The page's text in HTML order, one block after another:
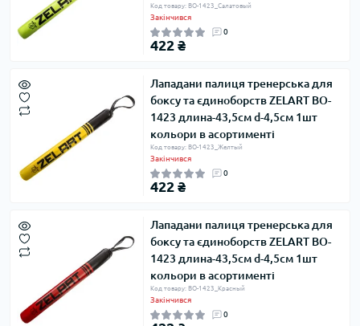
Код товару: BO-1423_Салатовый
Закінчився
0
422 ₴
Лападани палиця тренерська для
боксу та єдиноборств ZELART BO-
1423 длина-43,5см d-4,5см 1шт
кольори в асортименті
Код товару: BO-1423_Желтый
Закінчився
0
422 ₴
Лападани палиця тренерська для
боксу та єдиноборств ZELART BO-
1423 длина-43,5см d-4,5см 1шт
кольори в асортименті
Код товару: BO-1423_Красный
Закінчився
0